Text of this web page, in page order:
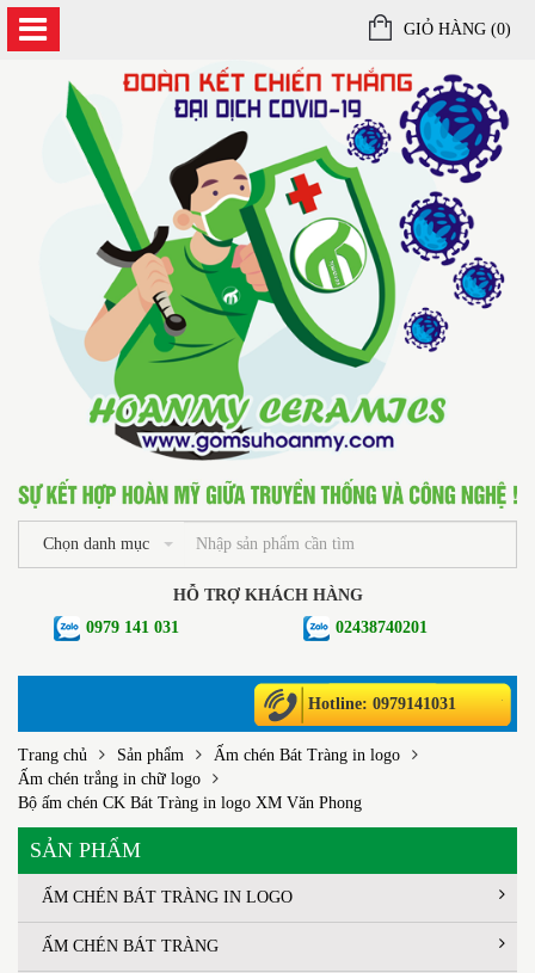
GIỎ HÀNG (0)
Chọn danh mục
HỖ TRỢ KHÁCH HÀNG
0979 141 031
02438740201
Hotline: 0979141031
Trang chủ Sản phẩm
Ấm chén Bát Tràng in logo
Ấm chén trắng in chữ logo
Bộ ấm chén CK Bát Tràng in logo XM Văn Phong
SẢN PHẨM
ẤM CHÉN BÁT TRÀNG IN LOGO
ẤM CHÉN BÁT TRÀNG